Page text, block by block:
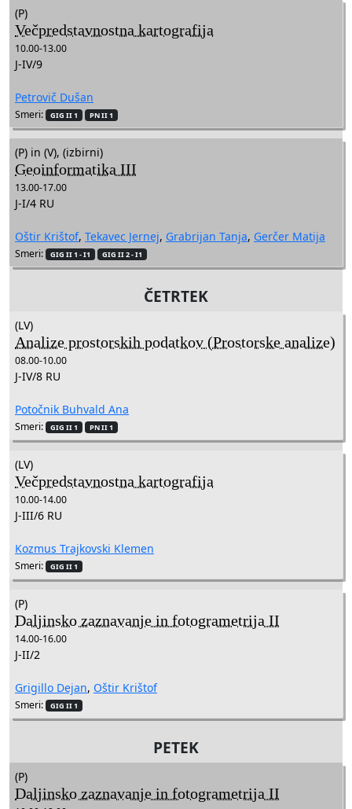
(P)
Večpredstavnostna kartografija
10.00-13.00
J-IV/9
Petrovič Dušan
Smeri: GIG II 1 PN II 1
(P) in (V), (izbirni)
Geoinformatika III
13.00-17.00
J-I/4 RU
Oštir Krištof, Tekavec Jernej, Grabrijan Tanja, Gerčer Matija
Smeri: GIG II 1 - I1 GIG II 2 - I1
ČETRTEK
(LV)
Analize prostorskih podatkov (Prostorske analize)
08.00-10.00
J-IV/8 RU
Potočnik Buhvald Ana
Smeri: GIG II 1 PN II 1
(LV)
Večpredstavnostna kartografija
10.00-14.00
J-III/6 RU
Kozmus Trajkovski Klemen
Smeri: GIG II 1
(P)
Daljinsko zaznavanje in fotogrametrija II
14.00-16.00
J-II/2
Grigillo Dejan, Oštir Krištof
Smeri: GIG II 1
PETEK
(P)
Daljinsko zaznavanje in fotogrametrija II